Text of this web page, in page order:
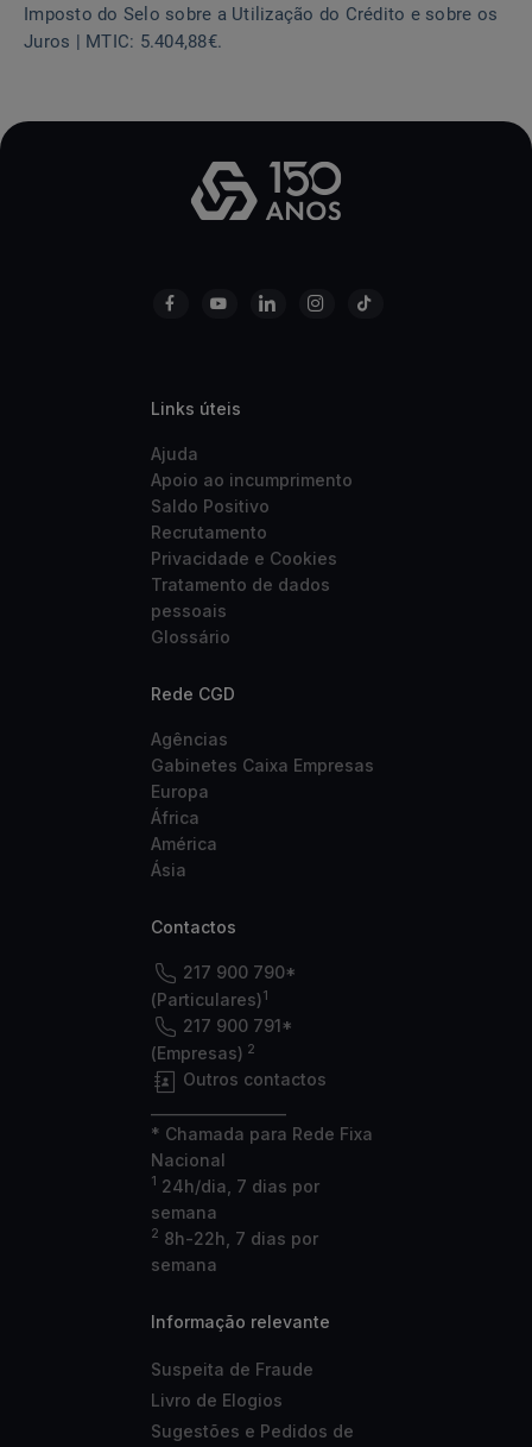
Imposto do Selo sobre a Utilização do Crédito e sobre os
Juros | MTIC: 5.404,88€.
Links úteis
Ajuda
Apoio ao incumprimento
Saldo Positivo
Recrutamento
Privacidade e Cookies
Tratamento de dados
pessoais
Glossário
Rede CGD
Agências
Gabinetes Caixa Empresas
Europa
África
América
Ásia
Contactos
217 900 790*
(Particulares)1
217 900 791*
(Empresas) 2
Outros contactos
* Chamada para Rede Fixa
Nacional
1 24h/dia, 7 dias por
semana
2 8h-22h, 7 dias por
semana
Informação relevante
Suspeita de Fraude
Livro de Elogios
Sugestões e Pedidos de